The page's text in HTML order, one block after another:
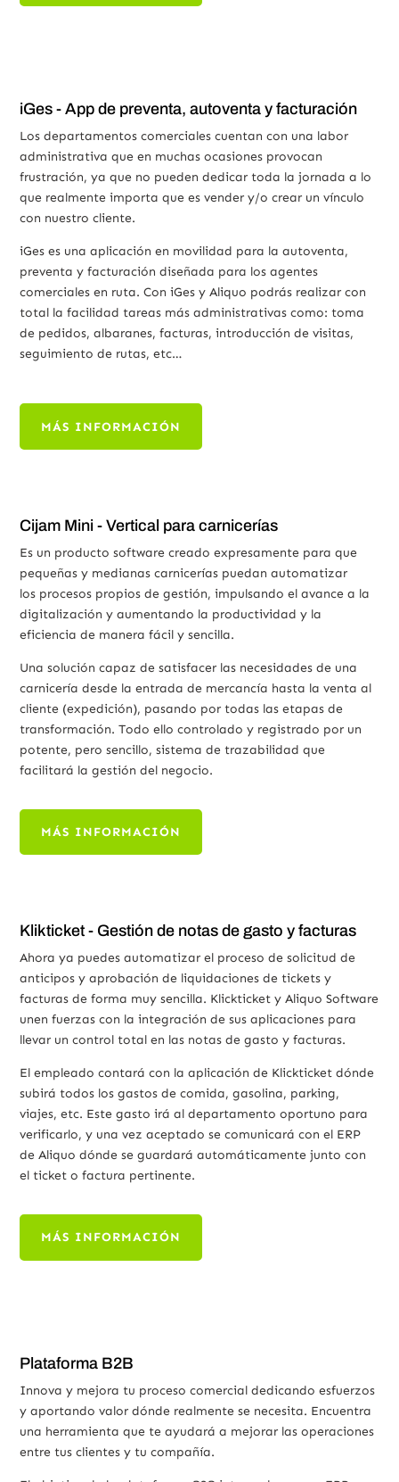
iGes - App de preventa, autoventa y facturación
Los departamentos comerciales cuentan con una labor
administrativa que en muchas ocasiones provocan
frustración, ya que no pueden dedicar toda la jornada a lo
que realmente importa que es vender y/o crear un vínculo
con nuestro cliente.
iGes es una aplicación en movilidad para la autoventa,
preventa y facturación diseñada para los agentes
comerciales en ruta. Con iGes y Aliquo podrás realizar con
total la facilidad tareas más administrativas como: toma
de pedidos, albaranes, facturas, introducción de visitas,
seguimiento de rutas, etc…
MÁS INFORMACIÓN
Cijam Mini - Vertical para carnicerías
Es un producto software creado expresamente para que
pequeñas y medianas carnicerías puedan automatizar
los procesos propios de gestión, impulsando el avance a la
digitalización y aumentando la productividad y la
eficiencia de manera fácil y sencilla.
Una solución capaz de satisfacer las necesidades de una
carnicería desde la entrada de mercancía hasta la venta al
cliente (expedición), pasando por todas las etapas de
transformación. Todo ello controlado y registrado por un
potente, pero sencillo, sistema de trazabilidad que
facilitará la gestión del negocio.
MÁS INFORMACIÓN
Klikticket - Gestión de notas de gasto y facturas
Ahora ya puedes automatizar el proceso de solicitud de
anticipos y aprobación de liquidaciones de tickets y
facturas de forma muy sencilla. Klickticket y Aliquo Software
unen fuerzas con la integración de sus aplicaciones para
llevar un control total en las notas de gasto y facturas.
El empleado contará con la aplicación de Klickticket dónde
subirá todos los gastos de comida, gasolina, parking,
viajes, etc. Este gasto irá al departamento oportuno para
verificarlo, y una vez aceptado se comunicará con el ERP
de Aliquo dónde se guardará automáticamente junto con
el ticket o factura pertinente.
MÁS INFORMACIÓN
Plataforma B2B
Innova y mejora tu proceso comercial dedicando esfuerzos
y aportando valor dónde realmente se necesita. Encuentra
una herramienta que te ayudará a mejorar las operaciones
entre tus clientes y tu compañía.